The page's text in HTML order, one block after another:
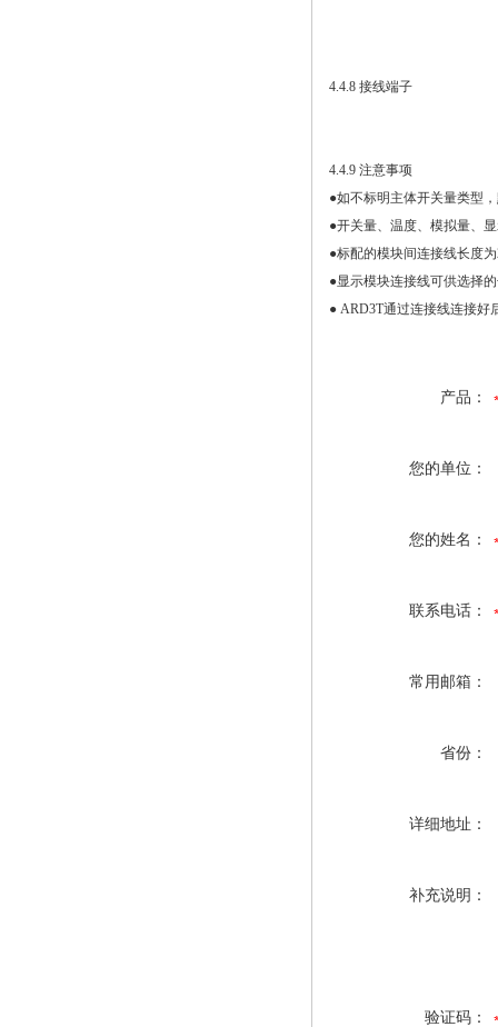
4.4.8 接线端子
4.4.9 注意事项
●如不标明主体开关量类型
●开关量、温度、模拟量、
●标配的模块间连接线长度
●显示模块连接线可供选择
● ARD3T通过连接线连接好
产品：
您的单位：
您的姓名：
联系电话：
常用邮箱：
省份：
详细地址：
补充说明：
验证码：